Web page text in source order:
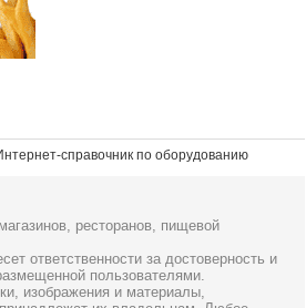
справочник по оборудованию
ресторанов, пищевой
ответственности за достоверность и
пользователями.
изображения и материалы,